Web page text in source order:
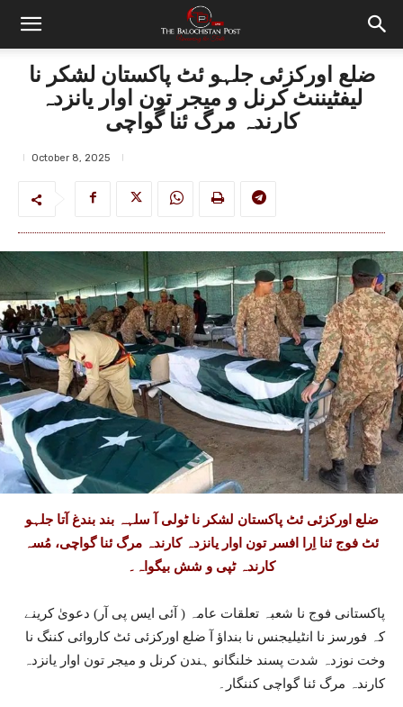
ضلع اورکزئی جلہو ئٹ پاکستان لشکر نا
لیفٹیننٹ کرنل و میجر تون اوار یانزدہ
کارندہ مرگ ئنا گواچی
October 8, 2025
ضلع اورکزئی ئٹ پاکستان لشکر نا ٹولی آ سلہہ بند بندغ آتا جلہو
ئٹ فوج ئنا اِرا افسر تون اوار یانزدہ کارندہ مرگ ئنا گواچی، مُسہ
کارندہ ٹپی و شش بیگواہ۔
پاکستانی فوج نا شعبہ تعلقات عامہ ( آئی ایس پی آر) دعویٰ کرینے
کہ فورسز نا انٹیلیجنس نا بنداؤ آ ضلع اورکزئی ئٹ کاروائی کننگ نا
وخت نوزدہ شدت پسند خلنگانو ہندن کرنل و میجر تون اوار یانزدہ
کارندہ مرگ ئنا گواچی کننگار۔